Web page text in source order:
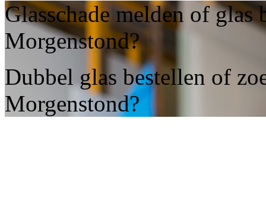
Glasschade melden of glas
Morgenstond?
Dubbel glas bestellen of
Morgenstond?